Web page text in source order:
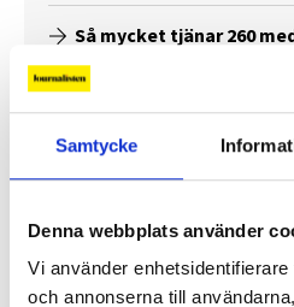
Samtycke
Denna webbplats använder
Vi använder
och annonserna till
Så mycket tjänar 260